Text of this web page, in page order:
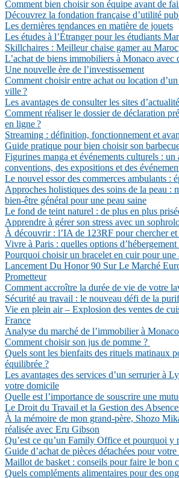
Comment bien choisir son équipe avant de
Découvrez la fondation française d’utilité
Les dernières tendances en matière de jouets
Les études à l’Étranger pour les étudiants
Skillchaires : Meilleur chaise gamer au Maroc
L’achat de biens immobiliers à Monaco avec
Une nouvelle ère de l’investissement
Comment choisir entre achat ou location
ville ?
Les avantages de consulter les sites d’actualité
Comment réaliser le dossier de déclaration
en ligne ?
Streaming : définition, fonctionnement et
Guide pratique pour bien choisir son
Figurines manga et événements culturels : un
conventions, des expositions et des
Le nouvel essor des commerces ambulants :
Approches holistiques des soins de la peau :
bien-être général pour une peau saine
Le fond de teint naturel : de plus en plus
Apprendre à gérer son stress avec un
À découvrir : l’IA de 123RF pour chercher et
Vivre à Paris : quelles options
Pourquoi choisir un bracelet en cuir pour une
Lancement Du Honor 90 Sur Le Marché
Prometteur
Comment accroître la durée de vie de votre
Sécurité au travail : le nouveau défi de la
Vie en plein air – Explosion des ventes de
France
Analyse du marché de l’immobilier à Monaco
Comment choisir son jus de pomme ?
Quels sont les bienfaits des rituels matinaux
équilibrée ?
Les avantages des services d’un serrurier à
votre domicile
Quelle est l’importance de souscrire une
Le Droit du Travail et la Gestion des
À la mémoire de mon grand-père, Shozo
réalisée avec Eru Gibson
Qu’est ce qu’un Family Office et pourquoi y
Guide d’achat de pièces détachées pour
Maillot de basket : conseils pour faire le bon
Quels compléments alimentaires pour des